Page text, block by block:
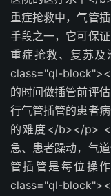
重症抢救中，气管
手段之一，它可保
重症抢救、复苏
class="ql-
的时间做插管前评
行气管插管的患者
的难度</b></p>
急、患者躁动，气
管插管是每位操
class="ql-